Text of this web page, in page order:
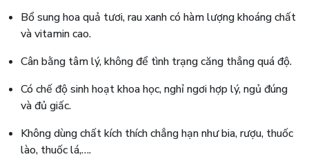
Bổ sung hoa quả tươi, rau xanh có hàm lượng khoáng chất
và vitamin cao.
Cân bằng tâm lý, không để tình trạng căng thẳng quá độ.
Có chế độ sinh hoạt khoa học, nghỉ ngơi hợp lý, ngủ đúng
và đủ giấc.
Không dùng chất kích thích chẳng hạn như bia, rượu, thuốc
lào, thuốc lá,….